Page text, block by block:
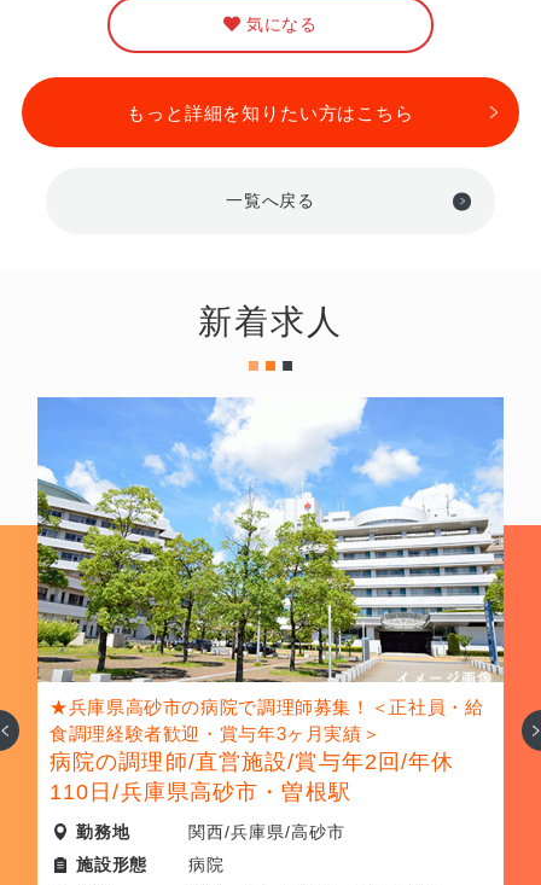
気になる
もっと詳細を知りたい方はこちら
一覧へ戻る
新着求人
★兵庫県高砂市の病院で調理師募集！＜正社員・給
食調理経験者歓迎・賞与年3ヶ月実績＞
病院の調理師/直営施設/賞与年2回/年休
110日/兵庫県高砂市・曽根駅
勤務地
関西/兵庫県/高砂市
施設形態
病院
次